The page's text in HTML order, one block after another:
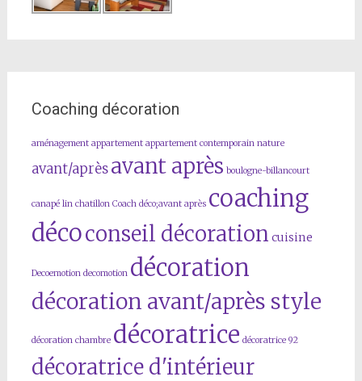
Coaching décoration
aménagement appartement appartement contemporain nature
avant/aprèsavant après boulogne-billancourt
canapé lin chatillon Coach déco;avant après coaching
décoconseil décoration cuisine
Decoemotion decomotion décoration
décoration avant/après style
décoration chambre décoratrice décoratrice 92
décoratrice d'intérieur